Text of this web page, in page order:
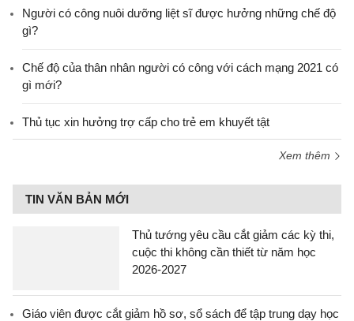
Người có công nuôi dưỡng liệt sĩ được hưởng những chế độ
gì?
Chế độ của thân nhân người có công với cách mạng 2021 có
gì mới?
Thủ tục xin hưởng trợ cấp cho trẻ em khuyết tật
Xem thêm
TIN VĂN BẢN MỚI
Thủ tướng yêu cầu cắt giảm các kỳ thi,
cuộc thi không cần thiết từ năm học
2026-2027
Giáo viên được cắt giảm hồ sơ, sổ sách để tập trung dạy học